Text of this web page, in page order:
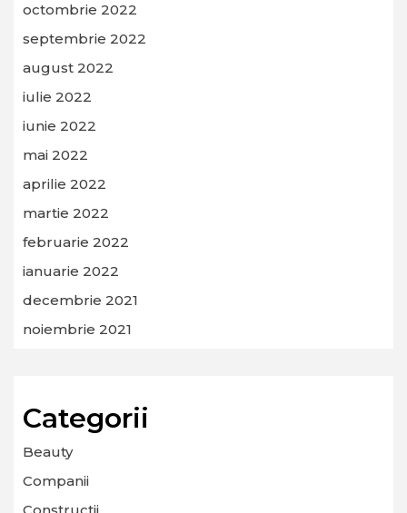
octombrie 2022
septembrie 2022
august 2022
iulie 2022
iunie 2022
mai 2022
aprilie 2022
martie 2022
februarie 2022
ianuarie 2022
decembrie 2021
noiembrie 2021
Categorii
Beauty
Companii